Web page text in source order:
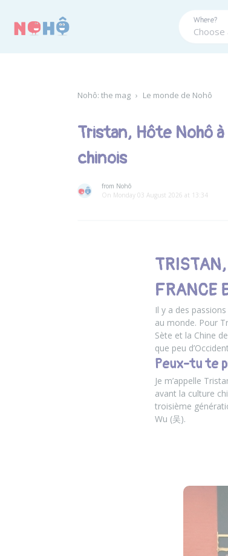
Where?
Nohô: the mag › Le monde de Nohô
Tristan, Hôte Nohô
chinois
from Nohô
On Monday 03 August 2026 at 13:34
FRANCE
Il y a des
au monde. Pour
Sète et la Chine
que peu
Peux-tu te
Je m’appelle
avant la culture
troisième
Wu (吴).